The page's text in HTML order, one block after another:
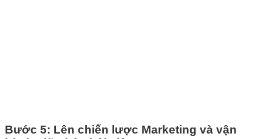
Bước 5: Lên chiến lược Marketing và vận